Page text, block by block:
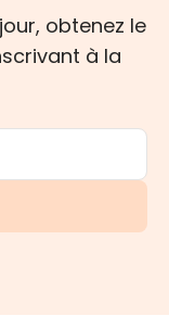
obtenez le
à la